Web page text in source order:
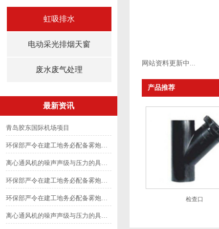
虹吸排水
电动采光排烟天窗
废水废气处理
最新资讯
青岛胶东国际机场项目
环保部严令在建工地务必配备雾炮等除尘降尘设备1
离心通风机的噪声声级与压力的具体划分6
环保部严令在建工地务必配备雾炮等除尘降尘设备4
环保部严令在建工地务必配备雾炮等除尘降尘设备3
离心通风机的噪声声级与压力的具体划分5
网站资料更新中...
产品推荐
检查口